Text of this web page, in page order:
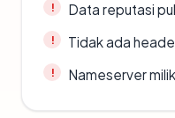
Data reputasi
Tidak ada
Nameserver